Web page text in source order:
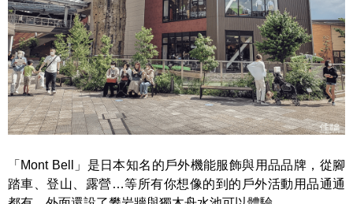
「Mont Bell」是日本知名的戶外機能服飾與用品品牌，從腳
踏車、登山、露營…等所有你想像的到的戶外活動用品通通